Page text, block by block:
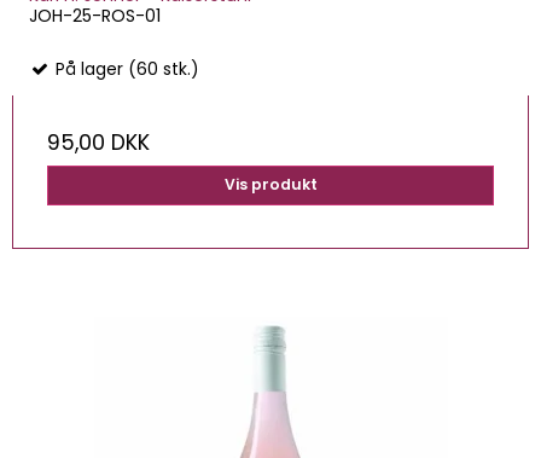
JOH-25-ROS-01
På lager (60 stk.)
95,00 DKK
Vis produkt